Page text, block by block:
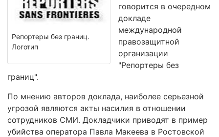
Репортеры без границ.
Логотип
говорится в очередном
докладе
международной
правозащитной
организации
"Репортеры без
границ".
По мнению авторов доклада, наиболее серьезной
угрозой являются акты насилия в отношении
сотрудников СМИ. Докладчики приводят в пример
убийства оператора Павла Макеева в Ростовской